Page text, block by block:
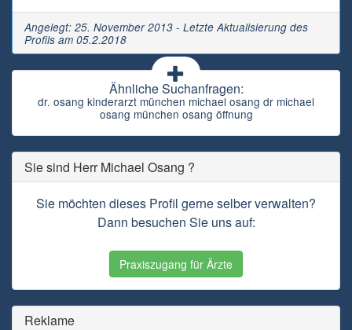
Angelegt: 25. November 2013 - Letzte Aktualisierung des
Profils am 05.2.2018
Ähnliche Suchanfragen:
dr. osang kinderarzt münchen michael osang dr michael
osang münchen osang öffnung
Sie sind Herr Michael Osang ?
Sie möchten dieses Profil gerne selber verwalten?
Dann besuchen Sie uns auf:
Praxiszugang für Ärzte
Reklame